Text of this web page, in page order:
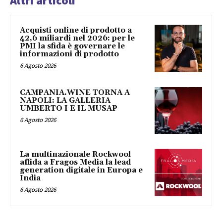
Acquisti online di prodotto a
42,6 miliardi nel 2026: per le
PMI la sfida è governare le
informazioni di prodotto
6 Agosto 2026
CAMPANIA.WINE TORNA A
NAPOLI: LA GALLERIA
UMBERTO I E IL MUSAP
6 Agosto 2026
La multinazionale Rockwool
affida a Fragos Media la lead
generation digitale in Europa e
India
6 Agosto 2026